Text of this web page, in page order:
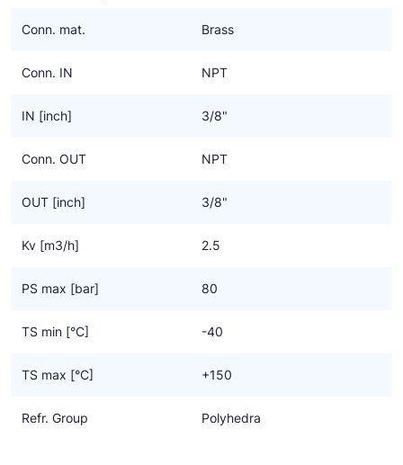
Conn. mat. Brass
Conn. IN NPT
IN [inch] 3/8"
Conn. OUT NPT
OUT [inch] 3/8"
Kv [m3/h] 2.5
PS max [bar] 80
TS min [°C] -40
TS max [°C] +150
Refr. Group Polyhedra